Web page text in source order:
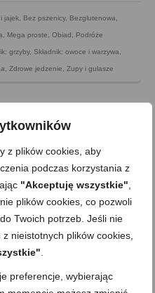
z plików cookies, aby
podczas korzystania z
"Akceptuję wszystkie"
plików cookies, co pozwoli
Twoich potrzeb. Jeśli nie
nieistotnych plików cookies,
preferencje, wybierając
i jajek, Bez pszenicy, Bezglutenowa,
, Mega proste, Obiad , Podróże
grzyby, Składnik: owoce i warzywa,
, Zdrowe jedzenie, Zupy i gulasze